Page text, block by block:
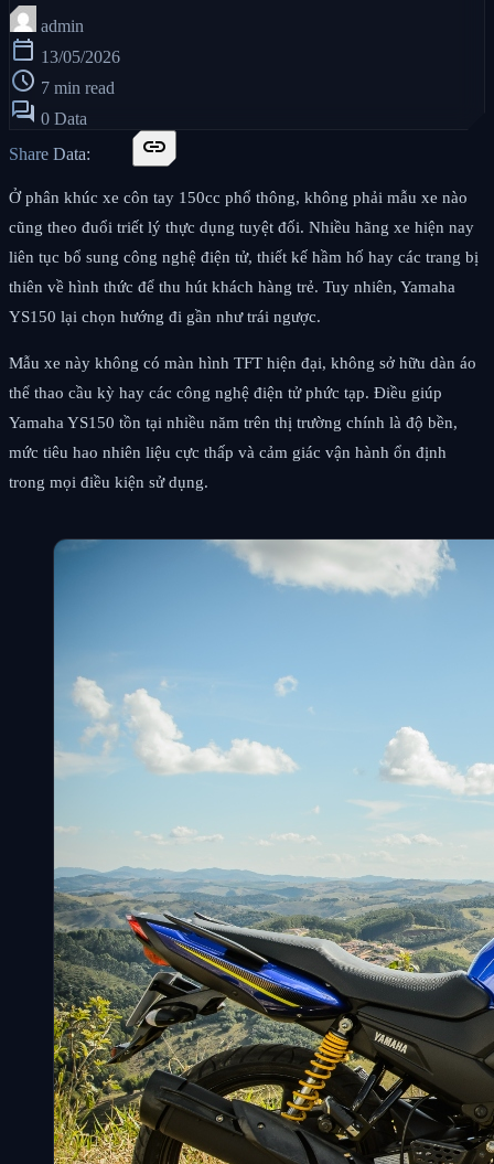
admin
calendar_today 13/05/2026
schedule 7 min read
forum 0 Data
Share Data:
link
Ở phân khúc xe côn tay 150cc phổ thông, không phải mẫu xe nào
cũng theo đuổi triết lý thực dụng tuyệt đối. Nhiều hãng xe hiện nay
liên tục bổ sung công nghệ điện tử, thiết kế hầm hố hay các trang bị
thiên về hình thức để thu hút khách hàng trẻ. Tuy nhiên, Yamaha
YS150 lại chọn hướng đi gần như trái ngược.
Mẫu xe này không có màn hình TFT hiện đại, không sở hữu dàn áo
thể thao cầu kỳ hay các công nghệ điện tử phức tạp. Điều giúp
Yamaha YS150 tồn tại nhiều năm trên thị trường chính là độ bền,
mức tiêu hao nhiên liệu cực thấp và cảm giác vận hành ổn định
trong mọi điều kiện sử dụng.